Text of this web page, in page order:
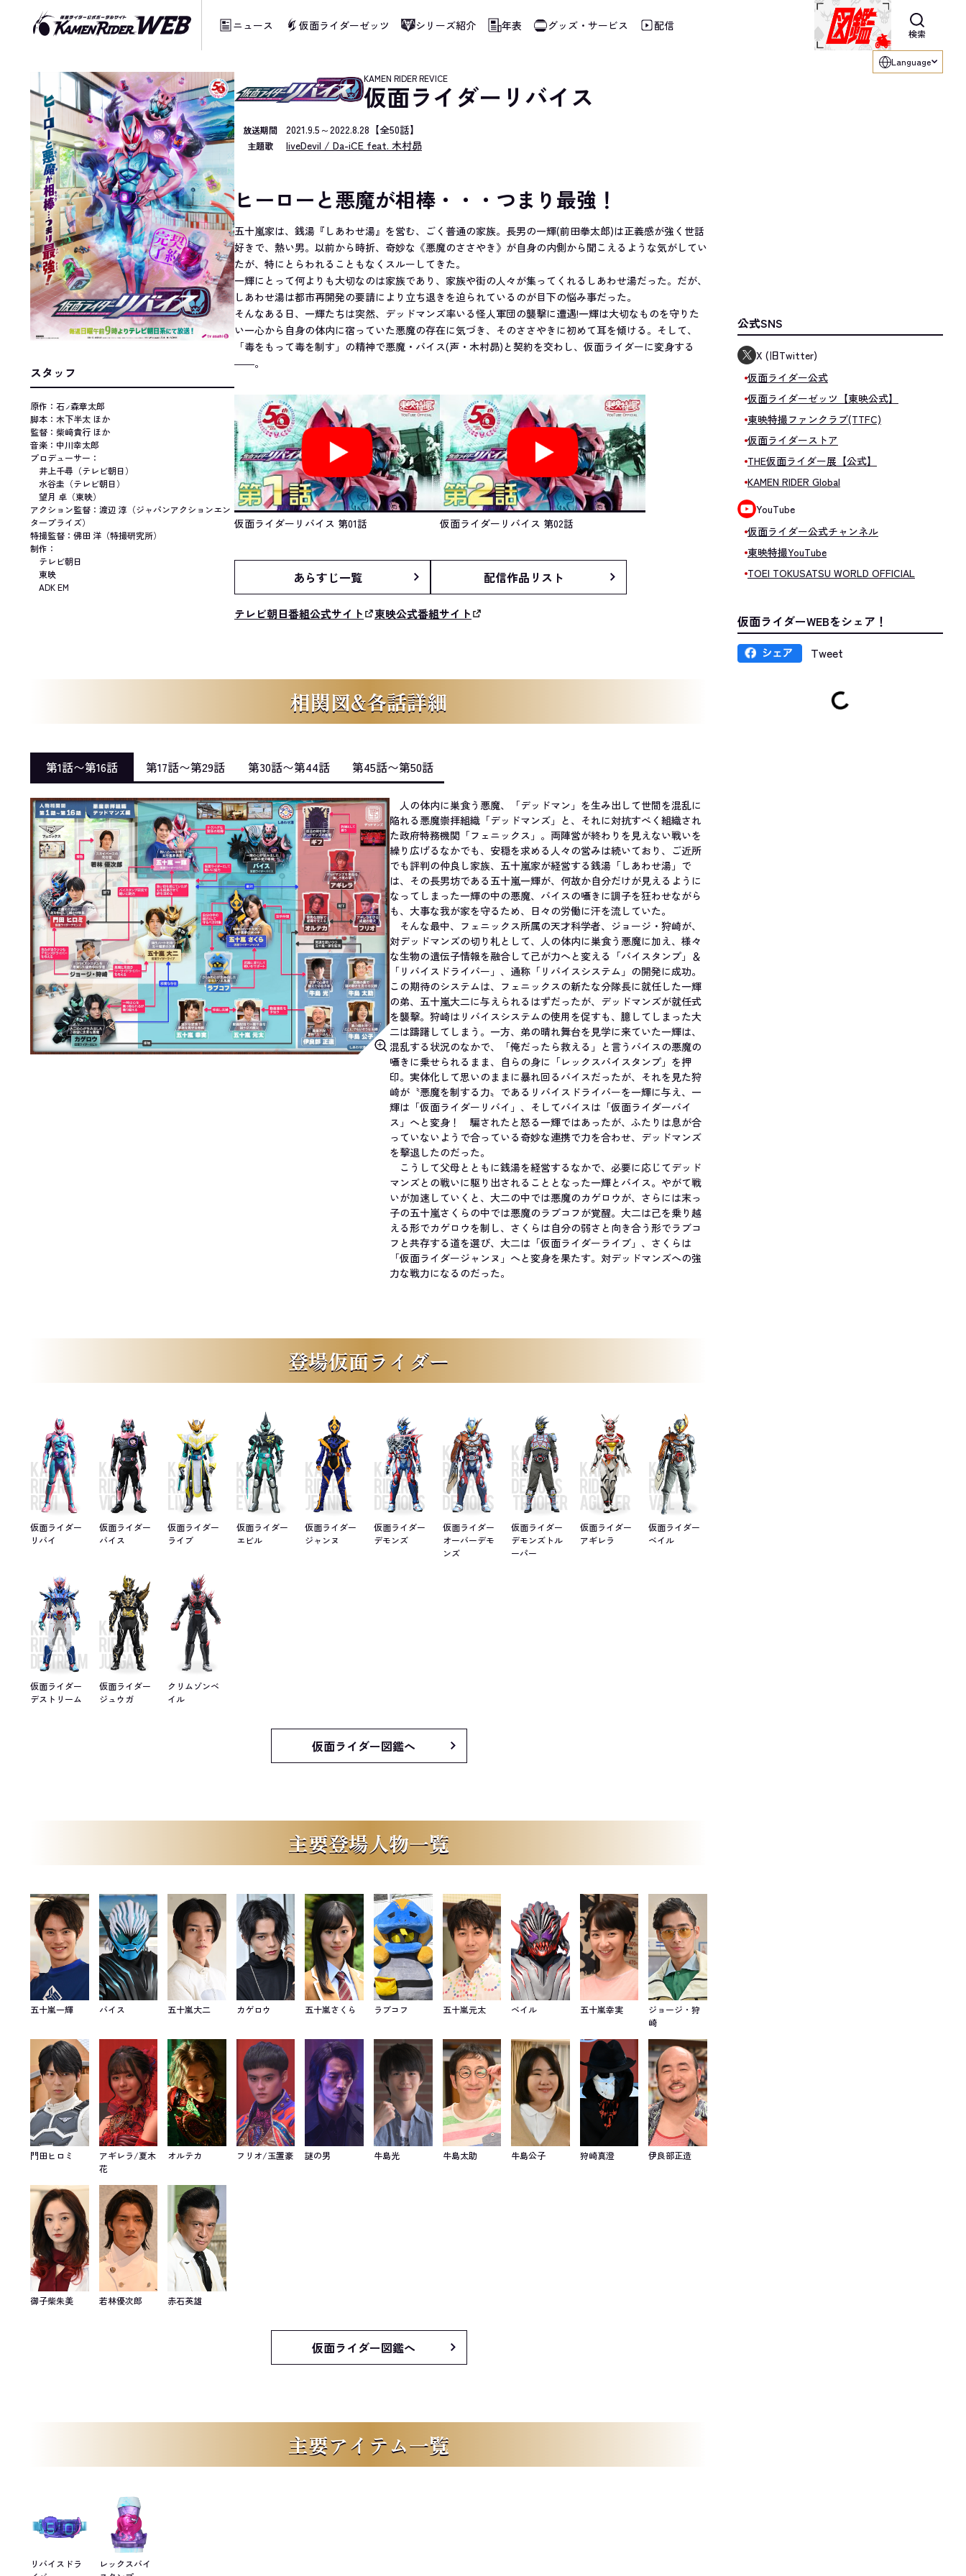
ニュース 仮面ライダーゼッツ シリーズ紹介 年表 グッズ・サービス 配信
検索
当サイトでは、機械的な自動翻訳サービスを使用しています。指定した言語に切り替わらないページは、ブラウザの翻訳機能をご利用ください。
Language
スタッフ
原作：石ノ森章太郎
脚本：木下半太 ほか
監督：柴﨑貴行 ほか
音楽：中川幸太郎
プロデューサー：
井上千尋（テレビ朝日）
水谷圭（テレビ朝日）
望月 卓（東映）
アクション監督：渡辺 淳（ジャパンアクションエン
タープライズ）
特撮監督：佛田 洋（特撮研究所）
制作：
テレビ朝日
東映
ADK EM
KAMEN RIDER REVICE
仮面ライダーリバイス
放送期間 2021.9.5～2022.8.28【全50話】
主題歌 liveDevil / Da-iCE feat. 木村昴
ヒーローと悪魔が相棒・・・つまり最強！
五十嵐家は、銭湯『しあわせ湯』を営む、ごく普通の家族。長男の一輝(前田拳太郎)は正義感が強く世話
好きで、熱い男。以前から時折、奇妙な《悪魔のささやき》が自身の内側から聞こえるような気がしてい
たが、特にとらわれることもなくスルーしてきた。
一輝にとって何よりも大切なのは家族であり、家族や街の人々が集ってくれるしあわせ湯だった。だが、
しあわせ湯は都市再開発の要請により立ち退きを迫られているのが目下の悩み事だった。
そんなある日、一輝たちは突然、デッドマンズ率いる怪人軍団の襲撃に遭遇!一輝は大切なものを守りた
い一心から自身の体内に宿っていた悪魔の存在に気づき、そのささやきに初めて耳を傾ける。そして、
「毒をもって毒を制す」の精神で悪魔・バイス(声・木村昴)と契約を交わし、仮面ライダーに変身する
――。
仮面ライダーリバイス 第01話 仮面ライダーリバイス 第02話
あらすじ一覧 配信作品リスト
テレビ朝日番組公式サイト 東映公式番組サイト
相関図&各話詳細
第1話〜第16話 第17話〜第29話 第30話〜第44話 第45話〜第50話
人の体内に巣食う悪魔、「デッドマン」を生み出して世間を混乱に
陥れる悪魔崇拝組織「デッドマンズ」と、それに対抗すべく組織され
た政府特務機関「フェニックス」。両陣営が終わりを見えない戦いを
繰り広げるなかでも、安穏を求める人々の営みは続いており、ご近所
でも評判の仲良し家族、五十嵐家が経営する銭湯「しあわせ湯」で
は、その長男坊である五十嵐一輝が、何故か自分だけが見えるように
なってしまった一輝の中の悪魔、バイスの囁きに調子を狂わせながら
も、大事な我が家を守るため、日々の労働に汗を流していた。
そんな最中、フェニックス所属の天才科学者、ジョージ・狩崎が、
対デッドマンズの切り札として、人の体内に巣食う悪魔に加え、様々
な生物の遺伝子情報を融合して己が力へと変える「バイスタンプ」＆
「リバイスドライバー」、通称「リバイスシステム」の開発に成功。
この期待のシステムは、フェニックスの新たな分隊長に就任した一輝
の弟、五十嵐大二に与えられるはずだったが、デッドマンズが就任式
を襲撃。狩崎はリバイスシステムの使用を促すも、臆してしまった大
二は躊躇してしまう。一方、弟の晴れ舞台を見学に来ていた一輝は、
混乱する状況のなかで、「俺だったら救える」と言うバイスの悪魔の
囁きに乗せられるまま、自らの身に「レックスバイスタンプ」を押
印。実体化して思いのままに暴れ回るバイスだったが、それを見た狩
崎が〝悪魔を制する力〟であるリバイスドライバーを一輝に与え、一
輝は「仮面ライダーリバイ」、そしてバイスは「仮面ライダーバイ
ス」へと変身！ 騙されたと怒る一輝ではあったが、ふたりは息が合
っていないようで合っている奇妙な連携で力を合わせ、デッドマンズ
を撃退したのだった。
こうして父母とともに銭湯を経営するなかで、必要に応じてデッド
マンズとの戦いに駆り出されることとなった一輝とバイス。やがて戦
いが加速していくと、大二の中では悪魔のカゲロウが、さらには末っ
子の五十嵐さくらの中では悪魔のラブコフが覚醒。大二は己を乗り越
える形でカゲロウを制し、さくらは自分の弱さと向き合う形でラブコ
フと共存する道を選び、大二は「仮面ライダーライブ」、さくらは
「仮面ライダージャンヌ」へと変身を果たす。対デッドマンズへの強
力な戦力になるのだった。
登場仮面ライダー
仮面ライダー
リバイ
仮面ライダー
バイス
仮面ライダー
ライブ
仮面ライダー
エビル
仮面ライダー
ジャンヌ
仮面ライダー
デモンズ
仮面ライダー
オーバーデモ
ンズ
仮面ライダー
デモンズトル
ーパー
仮面ライダー
アギレラ
仮面ライダー
ベイル
仮面ライダー
デストリーム
仮面ライダー
ジュウガ
クリムゾンベ
イル
仮面ライダー図鑑へ
主要登場人物一覧
五十嵐一輝 バイス 五十嵐大二 カゲロウ 五十嵐さくら ラブコフ 五十嵐元太 ベイル 五十嵐幸実
ジョージ・狩
崎
門田ヒロミ
アギレラ/夏木
花
オルテカ フリオ/玉置豪 謎の男 牛島光 牛島太助 牛島公子 狩崎真澄 伊良部正造
御子柴朱美 若林優次郎 赤石英雄
仮面ライダー図鑑へ
主要アイテム一覧
リバイスドラ
レックスバイ
公式SNS
X (旧Twitter)
仮面ライダー公式
仮面ライダーゼッツ【東映公式】
東映特撮ファンクラブ(TTFC)
仮面ライダーストア
THE仮面ライダー展【公式】
KAMEN RIDER Global
YouTube
仮面ライダー公式チャンネル
東映特撮YouTube
TOEI TOKUSATSU WORLD OFFICIAL
仮面ライダーWEBをシェア！
Tweet